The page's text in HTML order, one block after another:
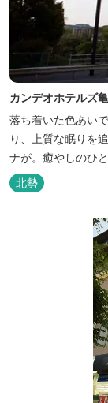
カンデオホテルズ
落ち着いた色あい
り、上質な眠りを
ナが。癒やしのひ
北勢